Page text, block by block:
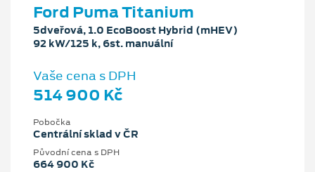
Ford Puma Titanium
5dveřová, 1.0 EcoBoost Hybrid (mHEV)
92 kW/125 k, 6st. manuální
Vaše cena s DPH
514 900 Kč
Pobočka
Centrální sklad v ČR
Původní cena s DPH
664 900 Kč